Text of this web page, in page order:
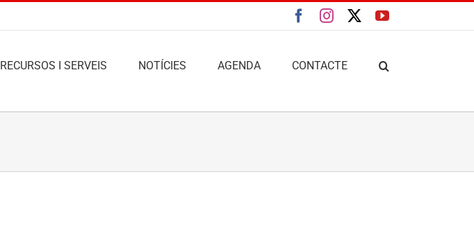
Facebook
InstagramYouTube
RECURSOS I SERVEIS NOTÍCIES AGENDA CONTACTE